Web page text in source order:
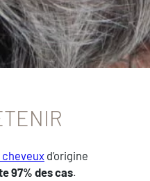
d’origine
97% des cas.